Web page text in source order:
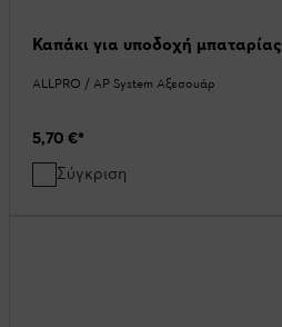
Καπάκι για υποδοχή μπαταρίας
ALLPRO / AP System Αξεσουάρ
5,70 €*
Σύγκριση